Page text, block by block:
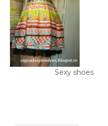
Sexy shoes